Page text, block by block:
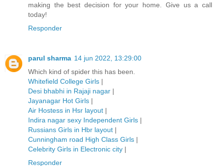
making the best decision for your home. Give us a call
today!
Responder
parul sharma 14 jun 2022, 13:29:00
Which kind of spider this has been.
Whitefield College Girls |
Desi bhabhi in Rajaji nagar |
Jayanagar Hot Girls |
Air Hostess in Hsr layout |
Indira nagar sexy Independent Girls |
Russians Girls in Hbr layout |
Cunningham road High Class Girls |
Celebrity Girls in Electronic city |
Responder